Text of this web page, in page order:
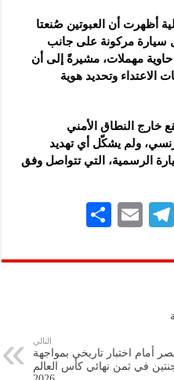
أظهرت أن العبوتين صُنعتا
سيارة مركونة على جانب
حاوية مهملات، مشيرةً إلى أن
وتحديد هوية
خارج النطاق الأمني
ولم يشكّل أي تهديد
الرسمية، التي تتواصل وفق
W
Te
gr
E
ai
ar
التالي
أمام اختبار تاريخي بمواجهة
في ثمن نهائي كأس العالم